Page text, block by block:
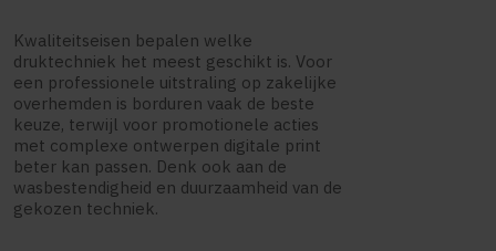
Kwaliteitseisen bepalen welke
druktechniek het meest geschikt is. Voor
een professionele uitstraling op zakelijke
overhemden is borduren vaak de beste
keuze, terwijl voor promotionele acties
met complexe ontwerpen digitale print
beter kan passen. Denk ook aan de
wasbestendigheid en duurzaamheid van de
gekozen techniek.